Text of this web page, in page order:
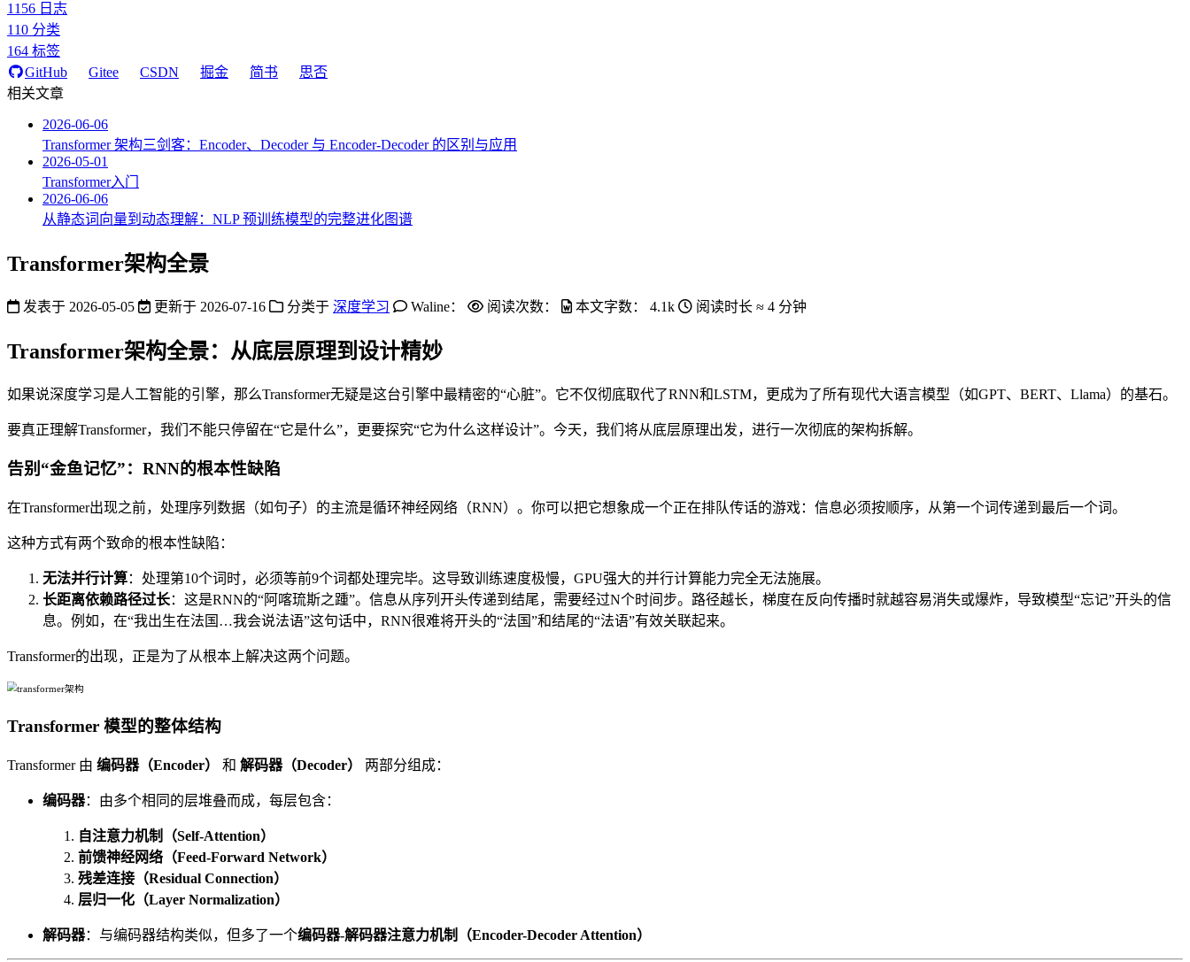
1156 日志
110 分类
164 标签
GitHub
Gitee CSDN 掘金 简书
思否
相关文章
2026-06-06
Transformer 架构三剑客：Encoder、Decoder 与 Encoder-Decoder 的区别与应用
2026-05-01
Transformer入门
2026-06-06
从静态词向量到动态理解：NLP 预训练模型的完整进化图谱
Transformer架构全景
发表于 2026-05-05 更新于 2026-07-16 分类于 深度学习 Waline： 阅读次数： 本文字数： 4.1k 阅读时长 ≈ 4 分钟
Transformer架构全景：从底层原理到设计精妙
如果说深度学习是人工智能的引擎，那么Transformer无疑是这台引擎中最精密的“心脏”。它不仅彻底取代了RNN和LSTM，更成为了所有现代大语言模型（如GPT、BERT、Llama）的基石。
要真正理解Transformer，我们不能只停留在“它是什么”，更要探究“它为什么这样设计”。今天，我们将从底层原理出发，进行一次彻底的架构拆解。
告别“金鱼记忆”：RNN的根本性缺陷
在Transformer出现之前，处理序列数据（如句子）的主流是循环神经网络（RNN）。你可以把它想象成一个正在排队传话的游戏：信息必须按顺序，从第一个词传递到最后一个词。
这种方式有两个致命的根本性缺陷：
无法并行计算：处理第10个词时，必须等前9个词都处理完毕。这导致训练速度极慢，GPU强大的并行计算能力完全无法施展。
长距离依赖路径过长：这是RNN的“阿喀琉斯之踵”。信息从序列开头传递到结尾，需要经过N个时间步。路径越长，梯度在反向传播时就越容易消失或爆炸，导致模型“忘记”开头的信
息。例如，在“我出生在法国…我会说法语”这句话中，RNN很难将开头的“法国”和结尾的“法语”有效关联起来。
Transformer的出现，正是为了从根本上解决这两个问题。
Transformer 模型的整体结构
Transformer 由 编码器（Encoder） 和 解码器（Decoder） 两部分组成：
编码器：由多个相同的层堆叠而成，每层包含：
自注意力机制（Self-Attention）
前馈神经网络（Feed-Forward Network）
残差连接（Residual Connection）
层归一化（Layer Normalization）
解码器：与编码器结构类似，但多了一个编码器-解码器注意力机制（Encoder-Decoder Attention）